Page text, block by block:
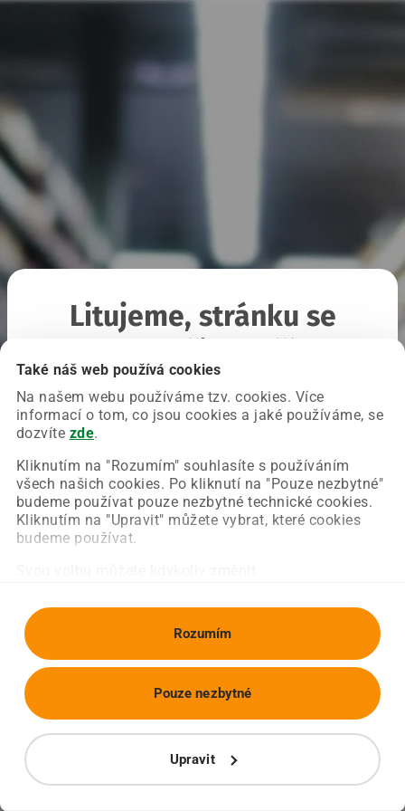
Také náš web používá cookies
Na našem webu používáme tzv. cookies. Více
informací o tom, co jsou cookies a jaké používáme, se
dozvíte zde.
Kliknutím na "Rozumím" souhlasíte s používáním
všech našich cookies. Po kliknutí na "Pouze nezbytné"
budeme používat pouze nezbytné technické cookies.
Kliknutím na "Upravit" můžete vybrat, které cookies
budeme používat.
Rozumím
Upravit
Pouze nezbytné
Litujeme, stránku se
Chyba nastala na naší straně a už ji opravujeme.
Zkuste prosím znovu načíst požadovanou stránku.
Obnovit stránku Úvodní strana